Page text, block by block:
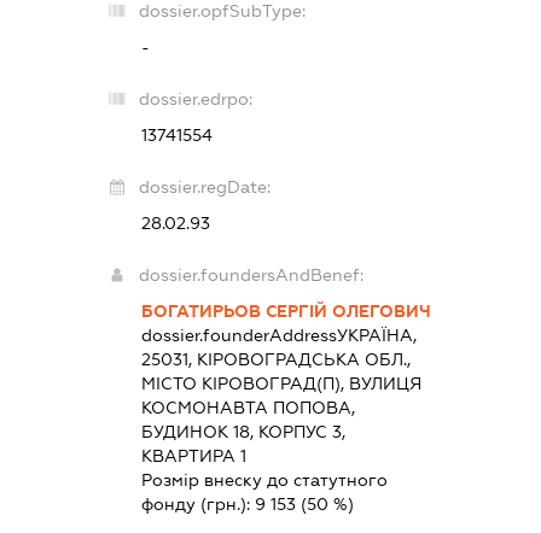
dossier.opfSubType:
-
dossier.edrpo:
13741554
dossier.regDate:
28.02.93
dossier.foundersAndBenef:
БОГАТИРЬОВ СЕРГІЙ ОЛЕГОВИЧ
dossier.founderAddressУКРАЇНА,
25031, КІРОВОГРАДСЬКА ОБЛ.,
МІСТО КІРОВОГРАД(П), ВУЛИЦЯ
КОСМОНАВТА ПОПОВА,
БУДИНОК 18, КОРПУС 3,
КВАРТИРА 1
Розмір внеску до статутного
фонду (грн.): 9 153 (50 %)